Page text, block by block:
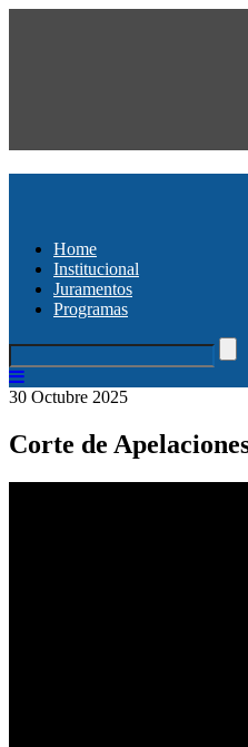
Home
Institucional
Juramentos
Programas
30 Octubre 2025
Corte de